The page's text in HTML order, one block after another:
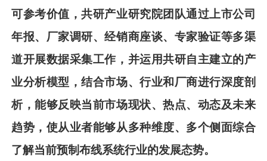
可参考价值，共研产业研究院团队通过上市公司
年报、厂家调研、经销商座谈、专家验证等多渠
道开展数据采集工作，并运用共研自主建立的产
业分析模型，结合市场、行业和厂商进行深度剖
析，能够反映当前市场现状、热点、动态及未来
趋势，使从业者能够从多种维度、多个侧面综合
了解当前预制布线系统行业的发展态势。